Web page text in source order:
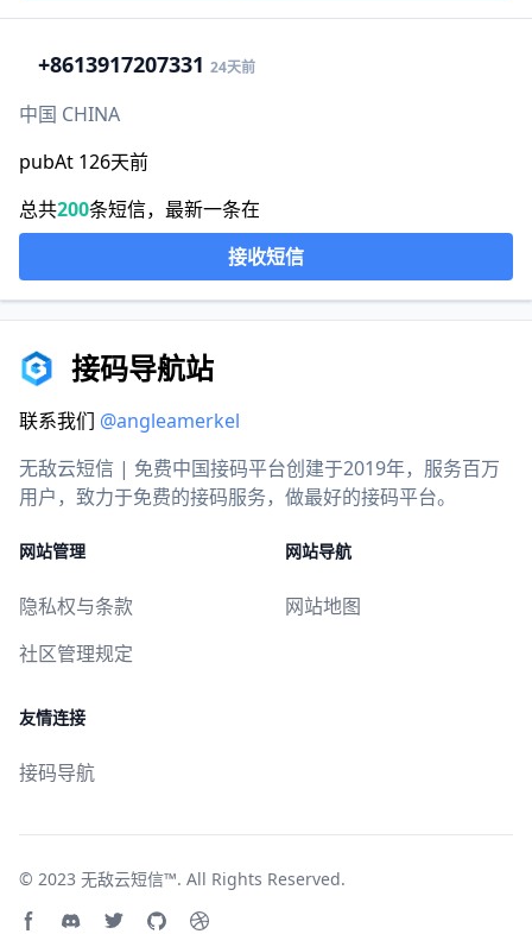
+8613917207331 24天前
中国 CHINA
pubAt 126天前
总共200条短信，最新一条在
接收短信
接码导航站
联系我们 @angleamerkel
无敌云短信 | 免费中国接码平台创建于2019年，服务百万
用户，致力于免费的接码服务，做最好的接码平台。
网站管理
隐私权与条款
社区管理规定
网站导航
网站地图
友情连接
接码导航
© 2023 无敌云短信™. All Rights Reserved.